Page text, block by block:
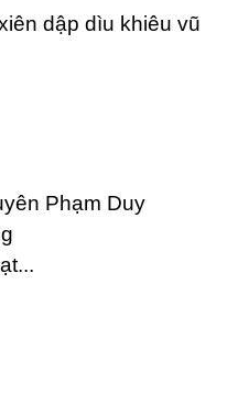
dập dìu khiêu vũ
Phạm Duy